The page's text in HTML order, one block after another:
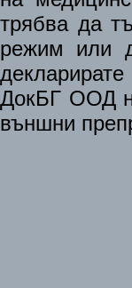
трябва да
режим или
ДокБГ ООД
външни